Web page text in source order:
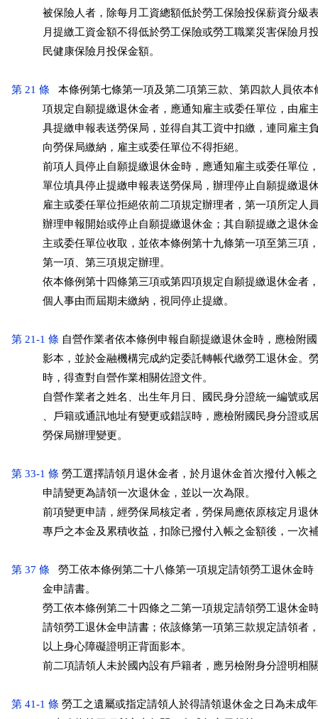
被保險人者，除每月工資總額低於勞工保險投保薪資分級
月提繳工資金額不得低於勞工保險或勞工職業災害保險月
           民健康保險月投保金額。
第 21 條
本條例第七條第一項及第二項第三款、第四款人員依
項規定自願提繳退休金者，應通知雇主或委任單位，由雇
具提繳申報表送勞保局，並得自其工資中扣繳，連同雇主
           向勞保局繳納，雇主或委任單位不得拒絕。
前項人員停止自願提繳退休金時，應通知雇主或委任單位
單位填具停止提繳申報表送勞保局，辦理停止自願提繳退
雇主或委任單位拒絕依前二項規定辦理者，第一項所定人
辦理申報開始或停止自願提繳退休金；其自願提繳之退休
主或委任單位收取，並依本條例第十九條第一項至第三項
           第一項、第三項規定辦理。
依本條例第十四條第三項或第四項規定自願提繳退休金者
           個人事由而屆期未繳納，視同停止提繳。
第 21-1 條 自營作業者依本條例申報自願提繳退休金時，應檢附
影本，並於金融機構完成約定委託轉帳代繳勞工退休金。
           時，得查對自營作業相關佐證文件。
自營作業者之姓名、出生年月日、國民身分證統一編號或
、戶籍或通訊地址有變更或錯誤時，應檢附國民身分證或
           勞保局辦理變更。
第 33-1 條 勞工選擇請領月退休金者，於月退休金首次撥付入帳
           申請變更為請領一次退休金，並以一次為限。
前項變更申請，經勞保局核定者，勞保局應依原核定月退
專戶之本金及累積收益，扣除已撥付入帳之金額後，一次
第 37 條
勞工依本條例第二十八條第一項規定請領勞工退休金
           金申請書。
勞工依本條例第二十四條之二第一項規定請領勞工退休金
請領勞工退休金申請書；依該條第一項第三款規定請領者
           以上身心障礙證明正背面影本。
前二項請領人未於國內設有戶籍者，應另檢附身分證明相
第 41-1 條 勞工之遺屬或指定請領人於得請領退休金之日為未成